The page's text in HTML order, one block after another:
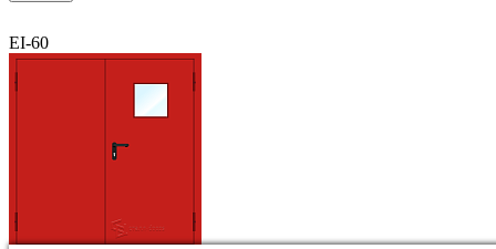
EI-60